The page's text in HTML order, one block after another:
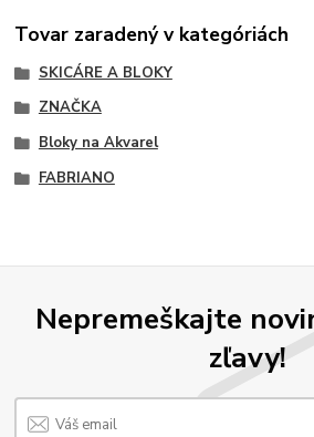
Tovar zaradený v kategóriách
SKICÁRE A BLOKY
ZNAČKA
Bloky na Akvarel
FABRIANO
Nepremeškajte
zľavy!